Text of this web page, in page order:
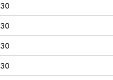
30
30
30
30